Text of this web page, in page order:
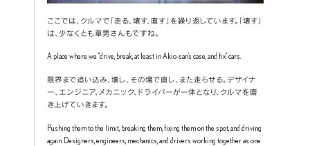
ここでは、クルマで「走る、壊す、直す」を繰り返しています。「壊す」
は、少なくとも章男さんもですね。
A place where we “drive, break, at least in Akio-san’s case, and fix” cars.
限界まで追い込み、壊し、その場で直し、また走らせる。デザイナ
ー、エンジニア、メカニック、ドライバーが一体となり、クルマを磨
き上げていきます。
Pushing them to the limit, breaking them, fixing them on the spot, and driving
again. Designers, engineers, mechanics, and drivers working together as one